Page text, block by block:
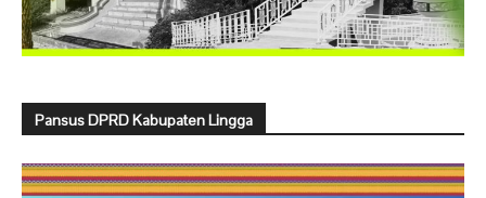
Pansus DPRD Kabupaten Lingga